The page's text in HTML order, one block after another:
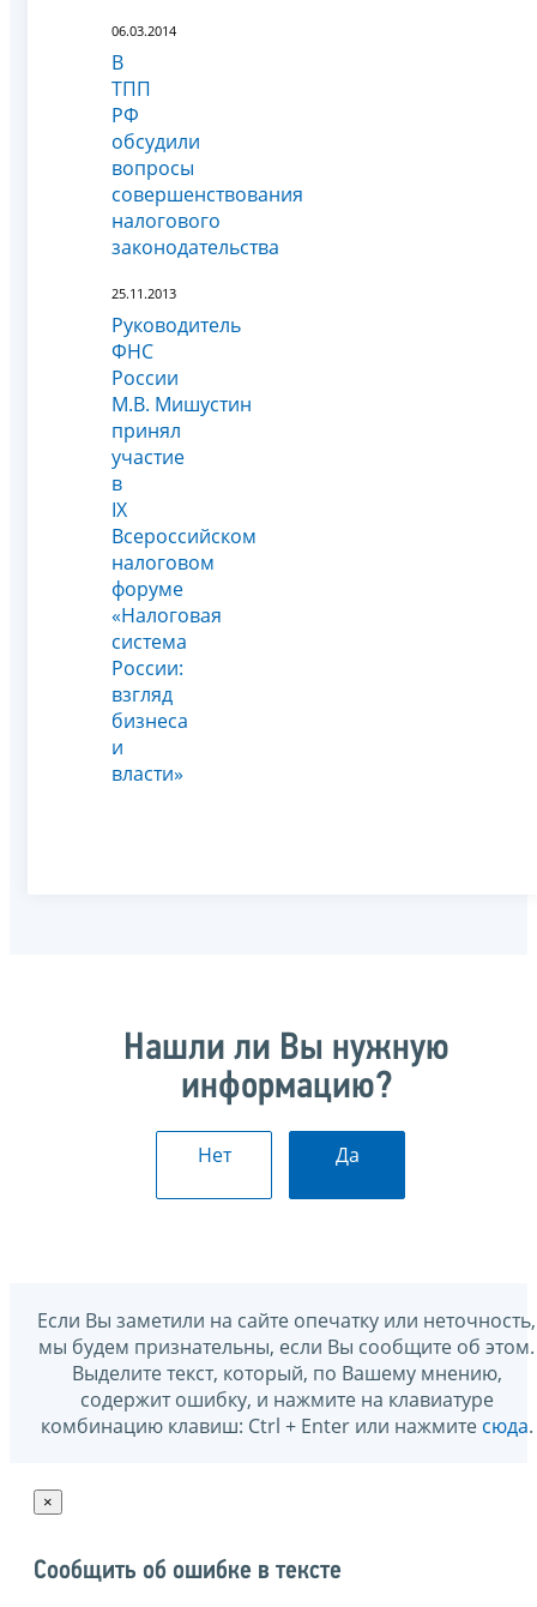
06.03.2014
В
ТПП
РФ
обсудили
вопросы
совершенствования
налогового
законодательства
25.11.2013
Руководитель
ФНС
России
М.В. Мишустин
принял
участие
в
IX
Всероссийском
налоговом
форуме
«Налоговая
система
России:
взгляд
бизнеса
и
власти»
Нашли ли Вы нужную
информацию?
Нет Да
Если Вы заметили на сайте опечатку или неточность,
мы будем признательны, если Вы сообщите об этом.
Выделите текст, который, по Вашему мнению,
содержит ошибку, и нажмите на клавиатуре
комбинацию клавиш: Ctrl + Enter или нажмите сюда.
×
Сообщить об ошибке в тексте